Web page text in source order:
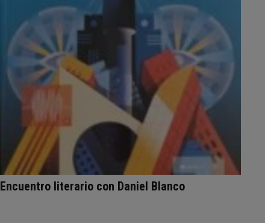
Encuentro literario con Daniel Blanco